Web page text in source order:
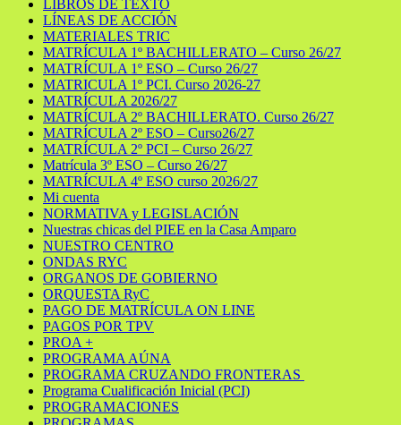
LIBROS DE TEXTO
LÍNEAS DE ACCIÓN
MATERIALES TRIC
MATRÍCULA 1º BACHILLERATO – Curso 26/27
MATRÍCULA 1º ESO – Curso 26/27
MATRICULA 1º PCI. Curso 2026-27
MATRÍCULA 2026/27
MATRÍCULA 2º BACHILLERATO. Curso 26/27
MATRÍCULA 2º ESO – Curso26/27
MATRÍCULA 2º PCI – Curso 26/27
Matrícula 3º ESO – Curso 26/27
MATRÍCULA 4º ESO curso 2026/27
Mi cuenta
NORMATIVA y LEGISLACIÓN
Nuestras chicas del PIEE en la Casa Amparo
NUESTRO CENTRO
ONDAS RYC
ORGANOS DE GOBIERNO
ORQUESTA RyC
PAGO DE MATRÍCULA ON LINE
PAGOS POR TPV
PROA +
PROGRAMA AÚNA
PROGRAMA CRUZANDO FRONTERAS
Programa Cualificación Inicial (PCI)
PROGRAMACIONES